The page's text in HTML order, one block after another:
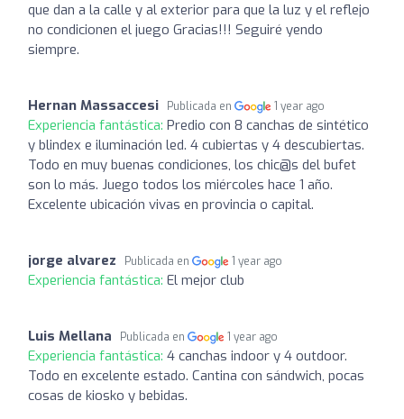
que dan a la calle y al exterior para que la luz y el reflejo
no condicionen el juego Gracias!!! Seguiré yendo
siempre.
Hernan Massaccesi Publicada en 1 year ago
Experiencia fantástica: Predio con 8 canchas de sintético
y blindex e iluminación led. 4 cubiertas y 4 descubiertas.
Todo en muy buenas condiciones, los chic@s del bufet
son lo más. Juego todos los miércoles hace 1 año.
Excelente ubicación vivas en provincia o capital.
jorge alvarez Publicada en 1 year ago
Experiencia fantástica: El mejor club
Luis Mellana Publicada en 1 year ago
Experiencia fantástica: 4 canchas indoor y 4 outdoor.
Todo en excelente estado. Cantina con sándwich, pocas
cosas de kiosko y bebidas.